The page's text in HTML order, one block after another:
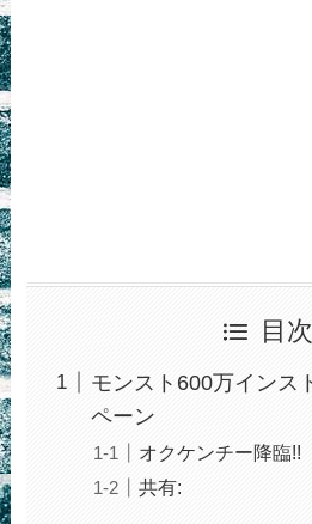
目次
モンスト600万インス
ペーン
オクケンチー降臨!!
共有: